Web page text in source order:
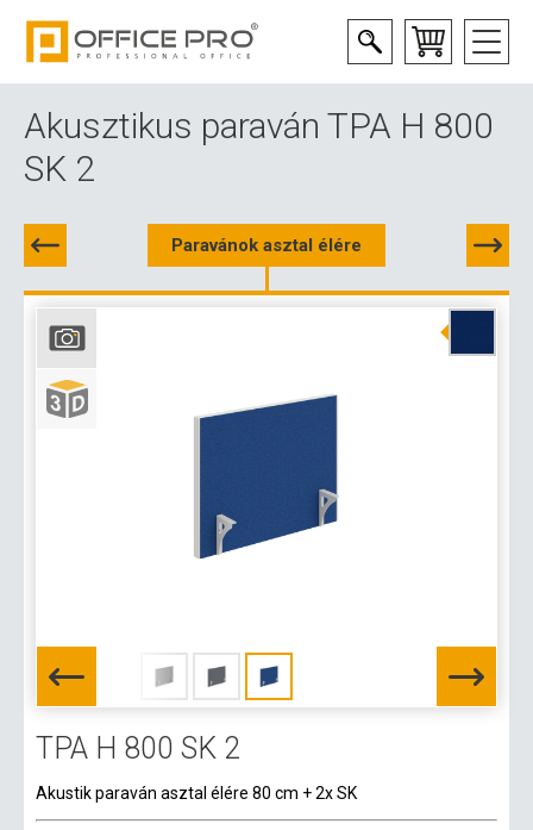
Akusztikus paraván TPA H 800
SK 2
Paravánok asztal élére
TPA H 800 SK 2
Akustik paraván asztal élére 80 cm + 2x SK